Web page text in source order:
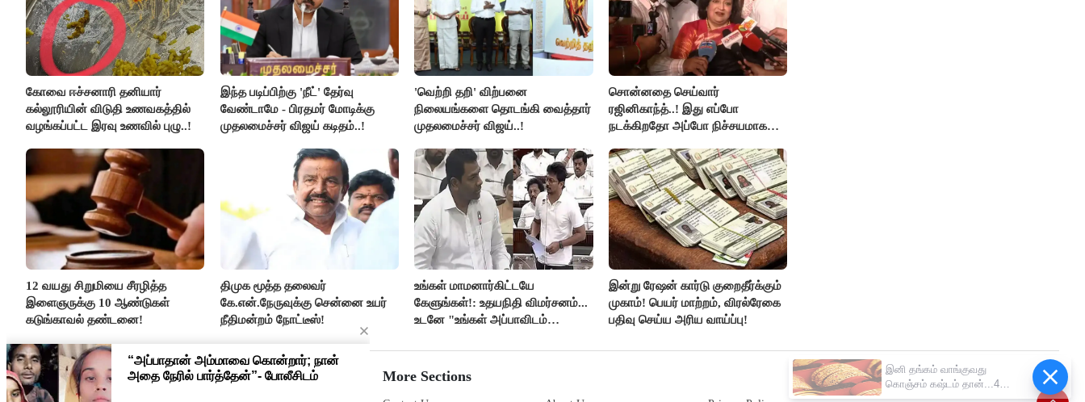
கோவை ஈச்சனாரி தனியார்
கல்லூரியின் விடுதி உணவகத்தில்
வழங்கப்பட்ட இரவு உணவில் புழு..!
இந்த படிப்பிற்கு 'நீட்' தேர்வு
வேண்டாமே - பிரதமர் மோடிக்கு
முதலமைச்சர் விஜய் கடிதம்..!
'வெற்றி தறி' விற்பனை
நிலையங்களை தொடங்கி வைத்தார்
முதலமைச்சர் விஜய்..!
சொன்னதை செய்வார்
ரஜினிகாந்த்..! இது எப்போ
நடக்கிறதோ அப்போ நிச்சயமாக
ரஜினிகாந்த்..!
12 வயது சிறுமியை சீரழித்த
இளைஞருக்கு 10 ஆண்டுகள்
கடுங்காவல் தண்டனை!
திமுக மூத்த தலைவர்
கே.என்.நேருவுக்கு சென்னை உயர்
நீதிமன்றம் நோட்டீஸ்!
உங்கள் மாமனார்கிட்டயே
கேளுங்கள்!: உதயநிதி விமர்சனம்...
உடனே "உங்கள் அப்பாவிடம்
பதிலடி!
இன்று ரேஷன் கார்டு குறைதீர்க்கும்
முகாம்! பெயர் மாற்றம், விரல்ரேகை
பதிவு செய்ய அரிய வாய்ப்பு!
More Sections
இனி தங்கம் வாங்குவது
கொஞ்சம் கஷ்டம் தான்...4
நாட்களில் ரூ.6,120 உயர்வு..!